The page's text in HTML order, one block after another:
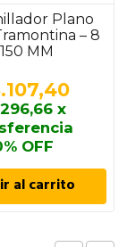
Plano
– 8
MM
x
OFF
al carrito